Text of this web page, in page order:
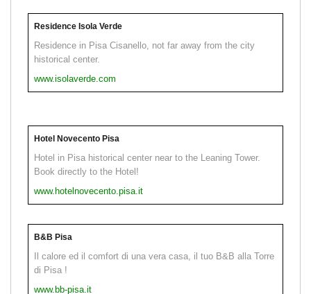
Residence Isola Verde
Residence in Pisa Cisanello, not far away from the city
historical center.
www.isolaverde.com
Hotel Novecento Pisa
Hotel in Pisa historical center near to the Leaning Tower.
Book directly to the Hotel!
www.hotelnovecento.pisa.it
B&B Pisa
Il calore ed il comfort di una vera casa, il tuo B&B alla Torre
di Pisa !
www.bb-pisa.it